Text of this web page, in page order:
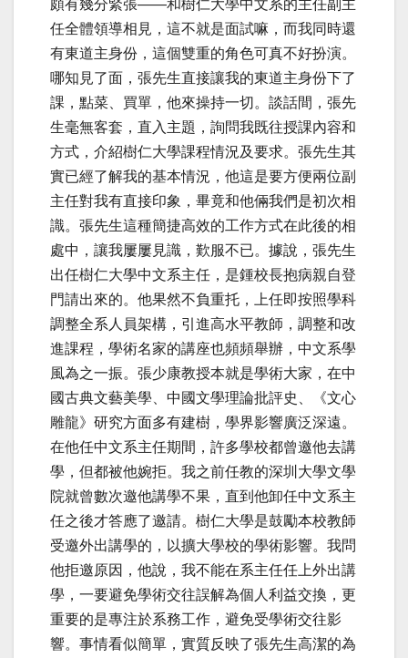
頗有幾分緊張——和樹仁大學中文系的主任副主
任全體領導相見，這不就是面試嘛，而我同時還
有東道主身份，這個雙重的角色可真不好扮演。
哪知見了面，張先生直接讓我的東道主身份下了
課，點菜、買單，他來操持一切。談話間，張先
生毫無客套，直入主題，詢問我既往授課內容和
方式，介紹樹仁大學課程情況及要求。張先生其
實已經了解我的基本情況，他這是要方便兩位副
主任對我有直接印象，畢竟和他倆我們是初次相
識。張先生這種簡捷高效的工作方式在此後的相
處中，讓我屢屢見識，歎服不已。據說，張先生
出任樹仁大學中文系主任，是鍾校長抱病親自登
門請出來的。他果然不負重托，上任即按照學科
調整全系人員架構，引進高水平教師，調整和改
進課程，學術名家的講座也頻頻舉辦，中文系學
風為之一振。張少康教授本就是學術大家，在中
國古典文藝美學、中國文學理論批評史、《文心
雕龍》研究方面多有建樹，學界影響廣泛深遠。
在他任中文系主任期間，許多學校都曾邀他去講
學，但都被他婉拒。我之前任教的深圳大學文學
院就曾數次邀他講學不果，直到他卸任中文系主
任之後才答應了邀請。樹仁大學是鼓勵本校教師
受邀外出講學的，以擴大學校的學術影響。我問
他拒邀原因，他說，我不能在系主任任上外出講
學，一要避免學術交往誤解為個人利益交換，更
重要的是專注於系務工作，避免受學術交往影
響。事情看似簡單，實質反映了張先生高潔的為